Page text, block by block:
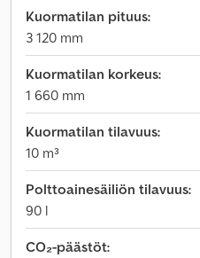
Kuormatilan pituus:
3 120 mm
Kuormatilan korkeus:
1 660 mm
Kuormatilan tilavuus:
10 m³
Polttoainesäiliön tilavuus:
90 l
CO₂-päästöt: